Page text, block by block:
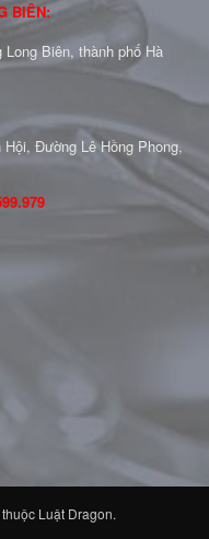
BIÊN:
Biên, thành phố Hà
Đường Lê Hồng Phong,
Luật Dragon.